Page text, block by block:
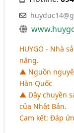
HUYGO - Nhà
năng.
▲ Nguồn
Hàn Quốc
▲ Dây chuyền
của Nhật Bản.
Cam kết: Đáp